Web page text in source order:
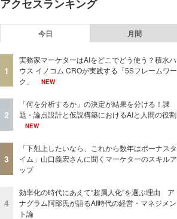
アクセスランキング
今日 月間
1
実務家マーケターはAIをどこでどう使う？積水ハ
ウス イノコム CROが実践する「5Sフレームワー
ク」
NEW
2
「何を分析するか」の決定が結果を分ける！課
題・論点設計と仮説構築におけるAIと人間の役割
NEW
3
「下剋上したいなら、これから数年はボーナスタ
イム」山口義宏さんに聞くマーケターのスキルア
ップ
4
効率化の時代にあえて“超属人化”を選ぶ理由 ア
ナグラム阿部氏が語るAI時代の経営・マネジメン
ト論